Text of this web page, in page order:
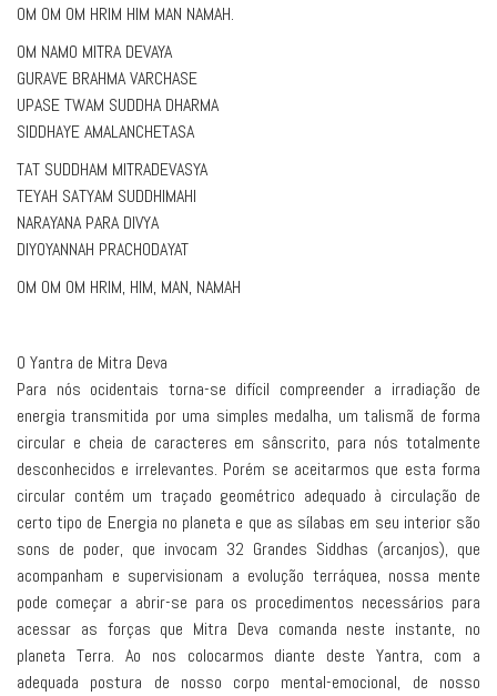
OM OM OM HRIM HIM MAN NAMAH.
OM NAMO MITRA DEVAYA
GURAVE BRAHMA VARCHASE
UPASE TWAM SUDDHA DHARMA
SIDDHAYE AMALANCHETASA
TAT SUDDHAM MITRADEVASYA
TEYAH SATYAM SUDDHIMAHI
NARAYANA PARA DIVYA
DIYOYANNAH PRACHODAYAT
OM OM OM HRIM, HIM, MAN, NAMAH
O Yantra de Mitra Deva
Para nós ocidentais torna-se difícil compreender a irradiação de
energia transmitida por uma simples medalha, um talismã de forma
circular e cheia de caracteres em sânscrito, para nós totalmente
desconhecidos e irrelevantes. Porém se aceitarmos que esta forma
circular contém um traçado geométrico adequado à circulação de
certo tipo de Energia no planeta e que as sílabas em seu interior são
sons de poder, que invocam 32 Grandes Siddhas (arcanjos), que
acompanham e supervisionam a evolução terráquea, nossa mente
pode começar a abrir-se para os procedimentos necessários para
acessar as forças que Mitra Deva comanda neste instante, no
planeta Terra. Ao nos colocarmos diante deste Yantra, com a
adequada postura de nosso corpo mental-emocional, de nosso